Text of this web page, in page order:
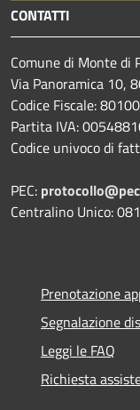
CONTATTI
Comune di Monte di
Via Panoramica 10,
Codice Fiscale:
Partita IVA:
Codice univoco di
PEC:
Centralino Unico:
Prenotazione
Segnalazione
Leggi le FAQ
Richiesta